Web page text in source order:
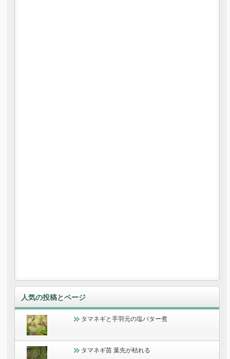
人気の投稿とページ
タマネギと手羽元の塩バター煮
タマネギ苗 葉先が枯れる